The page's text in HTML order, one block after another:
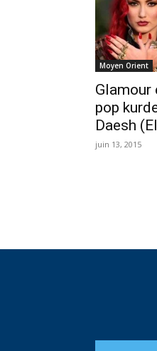
Moyen Orient
Glamour
pop
Daesh
juin 13, 2015